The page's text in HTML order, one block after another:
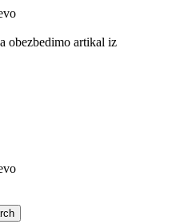
obezbedimo artikal iz